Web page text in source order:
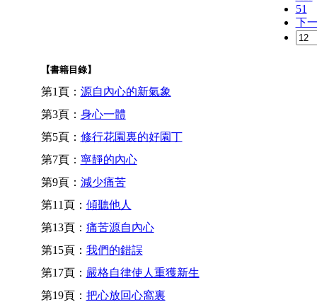
51
下
【書籍目錄】
第1頁： 源自內心的新氣象
第3頁： 身心一體
第5頁： 修行花園裏的好園丁
第7頁： 寧靜的內心
第9頁： 減少痛苦
第11頁： 傾聽他人
第13頁： 痛苦源自內心
第15頁： 我們的錯誤
第17頁： 嚴格自律使人重獲新生
第19頁： 把心放回心窩裏